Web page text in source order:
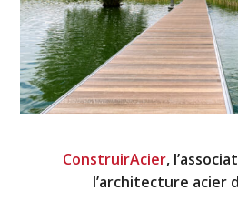
ConstruirAcier,
l’architecture acier